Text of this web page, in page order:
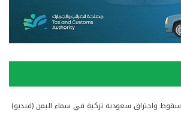
واحتراق سعودية تركية في سماء اليمن (فيديو)